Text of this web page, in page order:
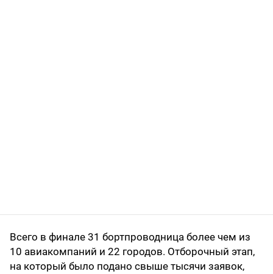
Всего в финале 31 бортпроводница более чем из
10 авиакомпаний и 22 городов. Отборочный этап,
на который было подано свыше тысячи заявок,